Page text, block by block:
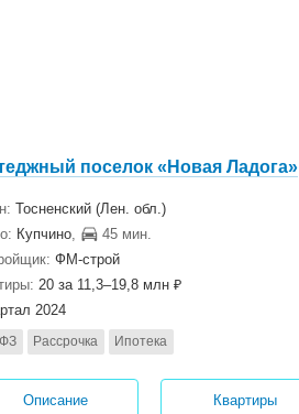
поселок «Новая Ладога»
Тосненский (Лен. обл.)
Купчино,
45 мин.
ФМ-строй
20 за 11,3–19,8 млн ₽
2024
Рассрочка Ипотека
Описание Квартиры